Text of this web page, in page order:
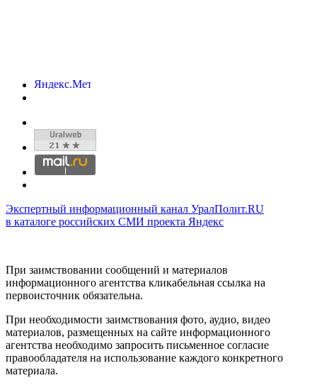
Экспертный информационный канал УралПолит.RU
в каталоге российских СМИ проекта Яндекс
При заимствовании сообщений и материалов
информационного агентства кликабельная ссылка на
первоисточник обязательна.
При необходимости заимствования фото, аудио, видео
материалов, размещенных на сайте информационного
агентства необходимо запросить письменное согласие
правообладателя на использование каждого конкретного
материала.